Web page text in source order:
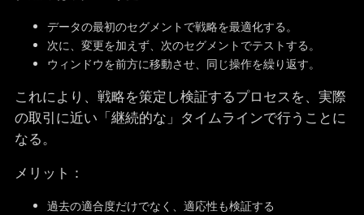
データの最初のセグメントで戦略を最適化する。
次に、変更を加えず、次のセグメントでテストする。
ウィンドウを前方に移動させ、同じ操作を繰り返す。
これにより、戦略を策定し検証するプロセスを、実際
の取引に近い「継続的な」タイムラインで行うことに
なる。
メリット：
過去の適合度だけでなく、適応性も検証する